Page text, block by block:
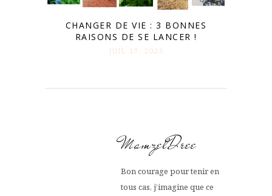
CHANGER DE VIE : 3 BONNES
RAISONS DE SE LANCER !
JUIL 17. 2023
MamzelDree
Bon courage pour tenir en
tous cas, j’imagine que ce